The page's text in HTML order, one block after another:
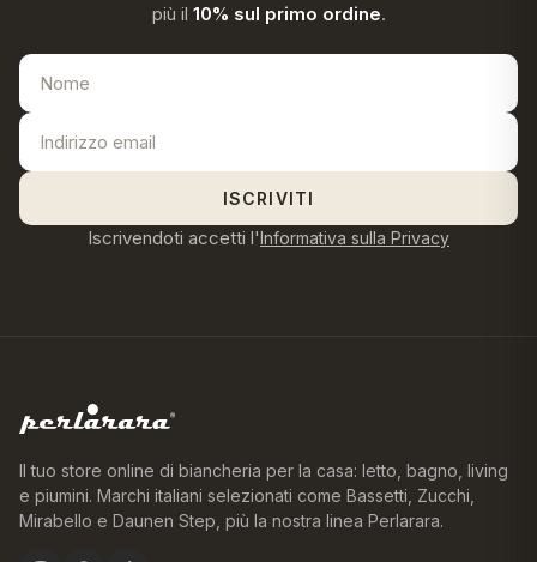
più il 10% sul primo ordine.
ISCRIVITI
Iscrivendoti accetti l'Informativa sulla Privacy
Il tuo store online di biancheria per la casa: letto, bagno, living
e piumini. Marchi italiani selezionati come Bassetti, Zucchi,
Mirabello e Daunen Step, più la nostra linea Perlarara.